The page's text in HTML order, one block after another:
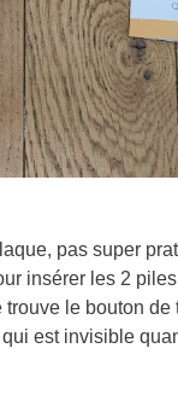
pas super
insérer les 2
le bouton
est invisible